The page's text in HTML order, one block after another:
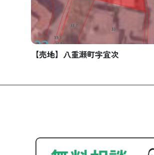
【売地】八重瀬町字宜次